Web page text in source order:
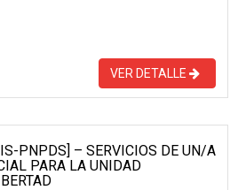
VER DETALLE
PNPDS] – SERVICIOS DE UN/A
PARA LA UNIDAD